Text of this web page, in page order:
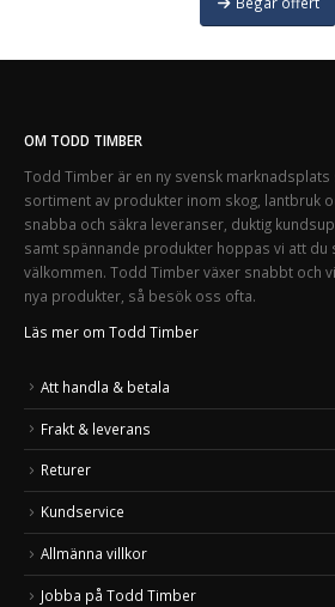
OM TODD TIMBER
Todd Timber är en ny svensk
sortiment av produkter inom skog, lantbruk
snabba och säkra leveranser, duktig
samt spännande produkter hoppas vi att du
välkommen. Todd Timber växer snabbt och
nya produkter, så besök oss ofta.
Läs mer om Todd Timber
Att handla & betala
Frakt & leverans
Returer
Kundservice
Allmänna villkor
Jobba på Todd Timber